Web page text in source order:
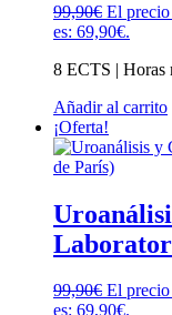
99,90€ El
es: 69,90€.
8 ECTS | Horas
Añadir al carrito
¡Oferta!
99,90€ El
es: 69,90€.